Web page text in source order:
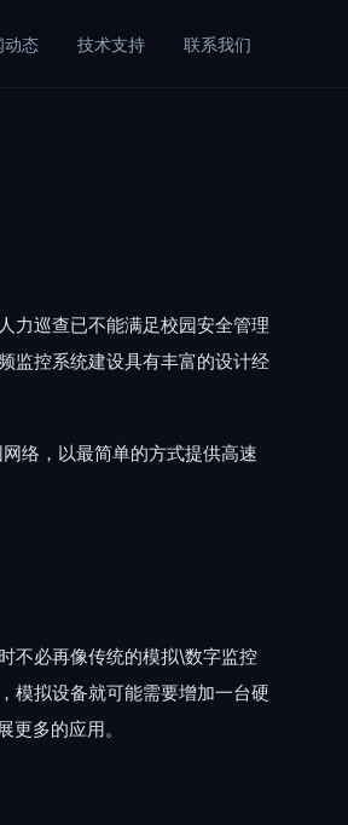
动态 技术支持 联系我们
力巡查已不能满足校园安全管理
监控系统建设具有丰富的设计经
络，以最简单的方式提供高速
不必再像传统的模拟\数字监控
模拟设备就可能需要增加一台硬
多的应用。